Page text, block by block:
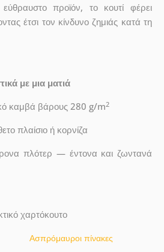
εύθραυστο προϊόν, το κουτί φέρει
έτσι τον κίνδυνο ζημιάς κατά τη
με μια ματιά
καμβά βάρους 280 g/m2
πλαίσιο ή κορνίζα
πλότερ — έντονα και ζωντανά
χαρτόκουτο
Ασπρόμαυροι πίνακες